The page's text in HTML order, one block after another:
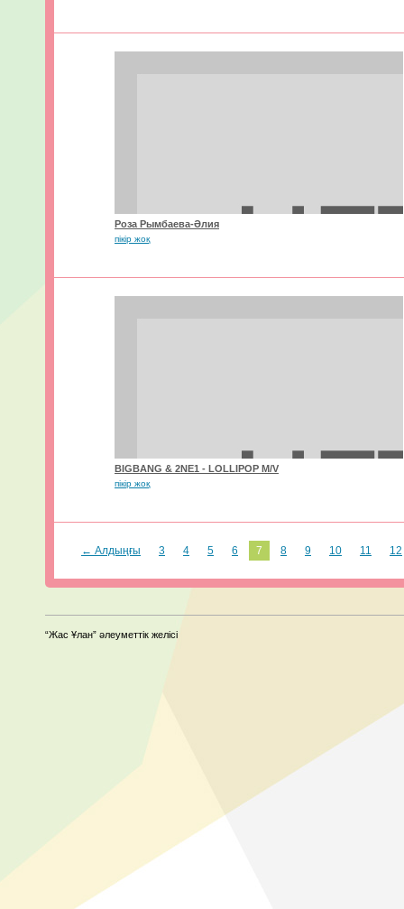
Роза Рымбаева-Әлия
пікір жоқ
BIGBANG & 2NE1 - LOLLIPOP M/V
пікір жоқ
← Алдыңғы 3 4 5 6 7 8 9 10 11 12
“Жас Ұлан” әлеуметтік желісі